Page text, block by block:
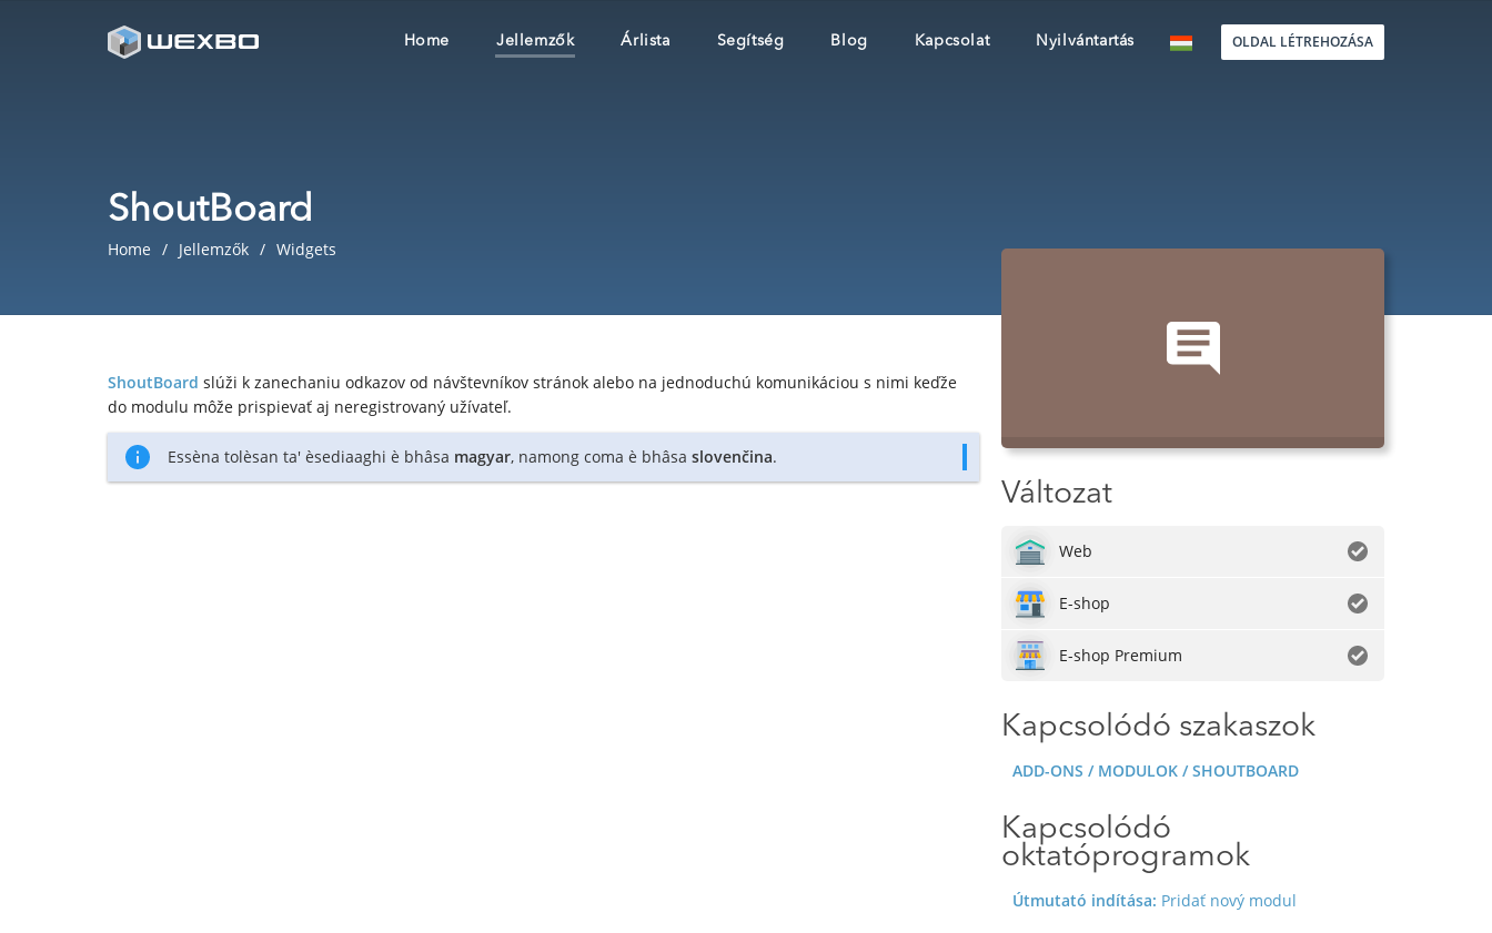
Home Jellemzők Árlista Segítség Blog Kapcsolat Nyilvántartás OLDAL LÉTREHOZÁSA
ShoutBoard
Home Jellemzők Widgets
ShoutBoard slúži k zanechaniu odkazov od návštevníkov stránok alebo na jednoduchú komunikáciou s nimi keďže
do modulu môže prispievať aj neregistrovaný užívateľ.
Essèna tolèsan ta' èsediaaghi è bhâsa magyar, namong coma è bhâsa slovenčina.
Változat
Web
E-shop
E-shop Premium
Kapcsolódó szakaszok
ADD-ONS / MODULOK / SHOUTBOARD
Kapcsolódó
oktatóprogramok
Útmutató indítása: Pridať nový modul